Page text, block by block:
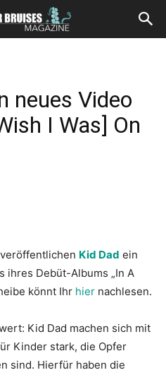
neues Video
I Was] On
veröffentlichen Kid Dad ein
ihres Debüt-Albums „In A
könnt Ihr hier nachlesen.
Kid Dad machen sich mit
Kinder stark, die Opfer
sind. Hierfür haben die